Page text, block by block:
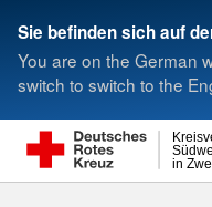
Sie befinden sich auf
You are on the German
switch to switch to the
in